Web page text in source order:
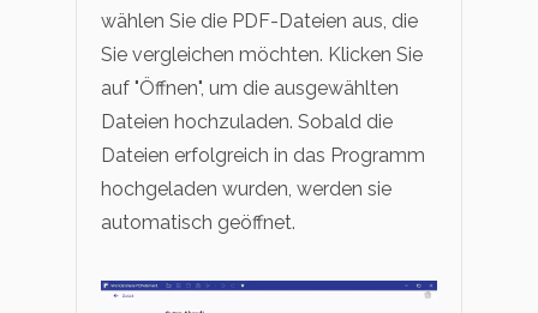
wählen Sie die PDF-Dateien aus, die
Sie vergleichen möchten. Klicken Sie
auf "Öffnen", um die ausgewählten
Dateien hochzuladen. Sobald die
Dateien erfolgreich in das Programm
hochgeladen wurden, werden sie
automatisch geöffnet.